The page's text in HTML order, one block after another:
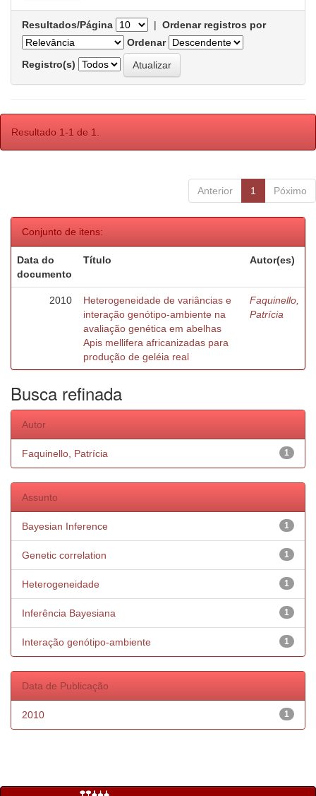
Resultados/Página | Ordenar registros por
Ordenar
Registro(s)
Resultado 1-1 de 1.
Anterior 1 Póximo
Conjunto de itens:
Data do
documento
Título Autor(es)
2010
Heterogeneidade de variâncias e
interação genótipo-ambiente na
avaliação genética em abelhas
Apis mellifera africanizadas para
produção de geléia real
Faquinello,
Patrícia
Busca refinada
Autor
1
Faquinello, Patrícia
Assunto
1
Bayesian Inference
1
Genetic correlation
1
Heterogeneidade
1
Inferência Bayesiana
1
Interação genótipo-ambiente
Data de Publicação
1
2010